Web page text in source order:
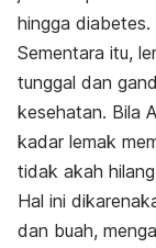
hingga diabetes.
Sementara itu,
tunggal dan
kesehatan. Bila
kadar lemak
tidak akah
Hal ini
dan buah,